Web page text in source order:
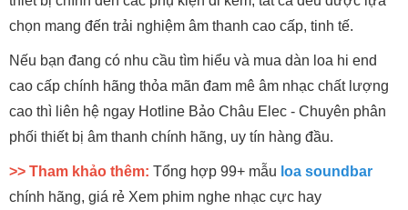
chọn mang đến trải nghiệm âm thanh cao cấp, tinh tế.
Nếu bạn đang có nhu cầu tìm hiểu và mua dàn loa hi end
cao cấp chính hãng thỏa mãn đam mê âm nhạc chất lượng
cao thì liên hệ ngay Hotline Bảo Châu Elec - Chuyên phân
phối thiết bị âm thanh chính hãng, uy tín hàng đầu.
>> Tham khảo thêm: Tổng hợp 99+ mẫu loa soundbar
chính hãng, giá rẻ Xem phim nghe nhạc cực hay